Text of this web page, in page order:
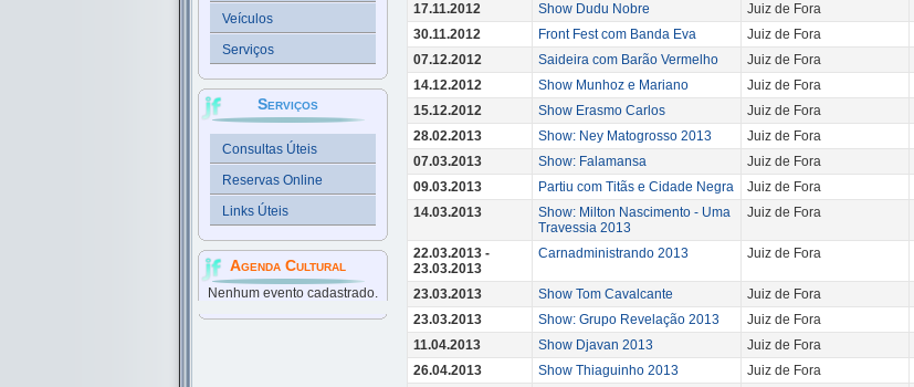
Veículos
Serviços
Serviços
Consultas Úteis
Reservas Online
Links Úteis
Agenda Cultural
Nenhum evento cadastrado.
17.11.2012
Show Dudu Nobre Juiz de Fora
30.11.2012
Front Fest com Banda Eva Juiz de Fora
07.12.2012
Saideira com Barão Vermelho Juiz de Fora
14.12.2012
Show Munhoz e Mariano Juiz de Fora
15.12.2012
Show Erasmo Carlos Juiz de Fora
28.02.2013
Show: Ney Matogrosso 2013 Juiz de Fora
07.03.2013
Show: Falamansa Juiz de Fora
09.03.2013
Partiu com Titãs e Cidade Negra Juiz de Fora
14.03.2013
Show: Milton Nascimento - Uma
Travessia 2013
Juiz de Fora
22.03.2013 -
23.03.2013
Carnadministrando 2013 Juiz de Fora
23.03.2013 Show Tom Cavalcante Juiz de Fora
23.03.2013
Show: Grupo Revelação 2013 Juiz de Fora
11.04.2013
Show Djavan 2013 Juiz de Fora
26.04.2013
Show Thiaguinho 2013 Juiz de Fora